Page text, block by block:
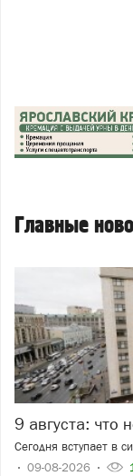
Главные
9 августа:
Сегодня вступает в
09-08-2026